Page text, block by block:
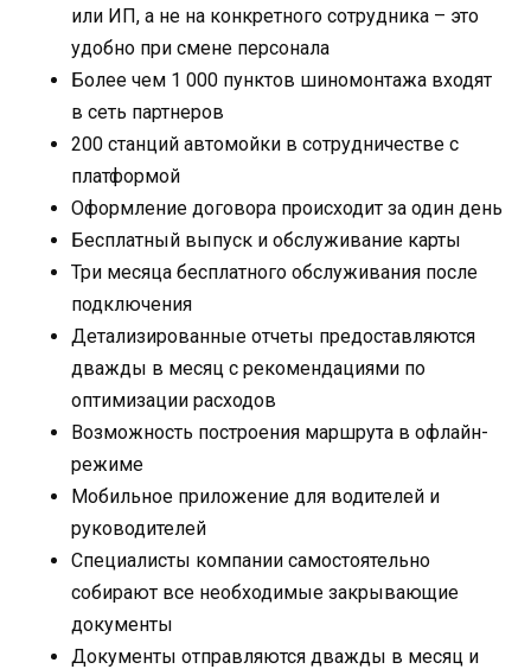
или ИП, а не на конкретного сотрудника – это
удобно при смене персонала
Более чем 1 000 пунктов шиномонтажа входят
в сеть партнеров
200 станций автомойки в сотрудничестве с
платформой
Оформление договора происходит за один день
Бесплатный выпуск и обслуживание карты
Три месяца бесплатного обслуживания после
подключения
Детализированные отчеты предоставляются
дважды в месяц с рекомендациями по
оптимизации расходов
Возможность построения маршрута в офлайн-
режиме
Мобильное приложение для водителей и
руководителей
Специалисты компании самостоятельно
собирают все необходимые закрывающие
документы
Документы отправляются дважды в месяц и